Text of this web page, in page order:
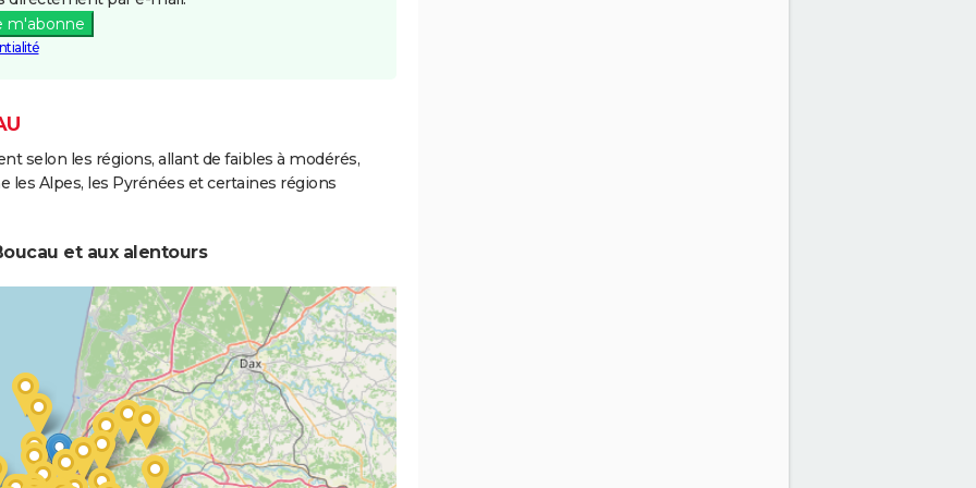
m'abonne
selon les régions, allant de faibles à modérés,
les Alpes, les Pyrénées et certaines régions
et aux alentours